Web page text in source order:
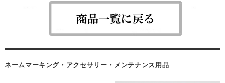
ネームマーキング・アクセサリー・メンテナンス用品